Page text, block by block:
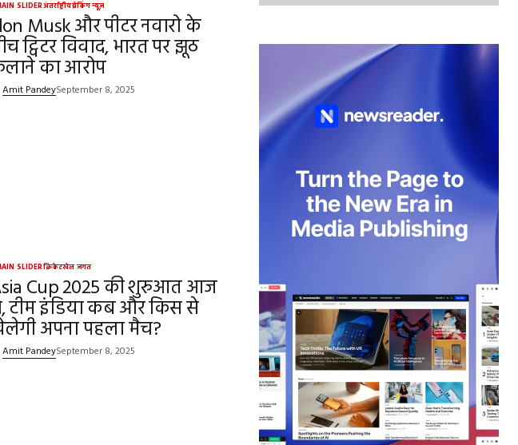
SLIDERअंतर्राष्ट्रीयब्रेकिंग न्यूज़
Musk और पीटर नवारो के
ट्विटर विवाद, भारत पर झूठ
का आरोप
Amit PandeySeptember 8, 2025
SLIDERक्रिकेटखेल जगत
Cup 2025 की शुरुआत आज
टीम इंडिया कब और किस से
अपना पहला मैच?
Amit PandeySeptember 8, 2025